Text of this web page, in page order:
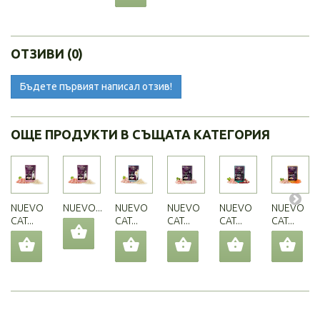
ОТЗИВИ (0)
Бъдете първият написал отзив!
ОЩЕ ПРОДУКТИ В СЪЩАТА КАТЕГОРИЯ
NUEVO
CAT...
NUEVO...
NUEVO
CAT...
NUEVO
CAT...
NUEVO
CAT...
NUEVO
CAT...